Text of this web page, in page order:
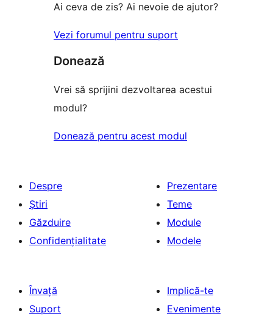
Ai ceva de zis? Ai nevoie de ajutor?
Vezi forumul pentru suport
Donează
Vrei să sprijini dezvoltarea acestui
modul?
Donează pentru acest modul
Despre
Știri
Găzduire
Confidențialitate
Prezentare
Teme
Module
Modele
Învață
Suport
Implică-te
Evenimente